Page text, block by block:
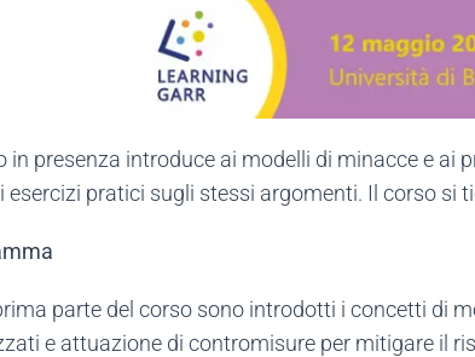
in presenza introduce ai modelli di minacce e ai
esercizi pratici sugli stessi argomenti. Il corso si
parte del corso sono introdotti i concetti di
e attuazione di contromisure per mitigare il